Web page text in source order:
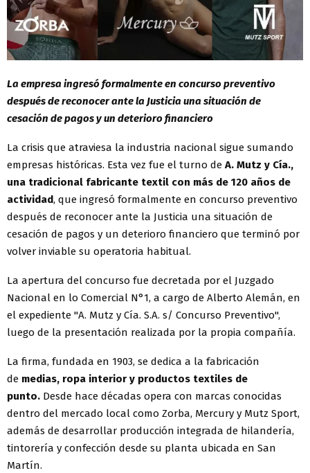
La empresa ingresó formalmente en concurso preventivo
después de reconocer ante la Justicia una situación de
cesación de pagos y un deterioro financiero
La crisis que atraviesa la industria nacional sigue sumando
empresas históricas. Esta vez fue el turno de A. Mutz y Cía.,
una tradicional fabricante textil con más de 120 años de
actividad, que ingresó formalmente en concurso preventivo
después de reconocer ante la Justicia una situación de
cesación de pagos y un deterioro financiero que terminó por
volver inviable su operatoria habitual.
La apertura del concurso fue decretada por el Juzgado
Nacional en lo Comercial N°1, a cargo de Alberto Alemán, en
el expediente "A. Mutz y Cía. S.A. s/ Concurso Preventivo",
luego de la presentación realizada por la propia compañía.
La firma, fundada en 1903, se dedica a la fabricación
de medias, ropa interior y productos textiles de
punto. Desde hace décadas opera con marcas conocidas
dentro del mercado local como Zorba, Mercury y Mutz Sport,
además de desarrollar producción integrada de hilandería,
tintorería y confección desde su planta ubicada en San
Martín.